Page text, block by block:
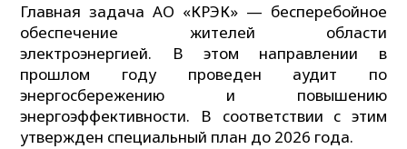
Главная задача АО «КРЭК» — бесперебойное
обеспечение жителей области
электроэнергией. В этом направлении в
прошлом году проведен аудит по
энергосбережению и повышению
энергоэффективности. В соответствии с этим
утвержден специальный план до 2026 года.